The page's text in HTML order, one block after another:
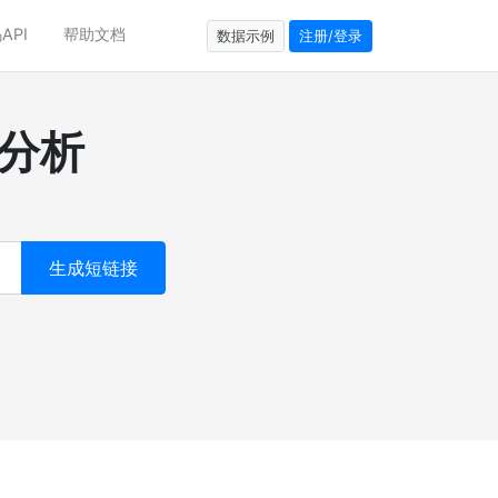
帮助文档 数据示例 注册/登录
析
生成短链接